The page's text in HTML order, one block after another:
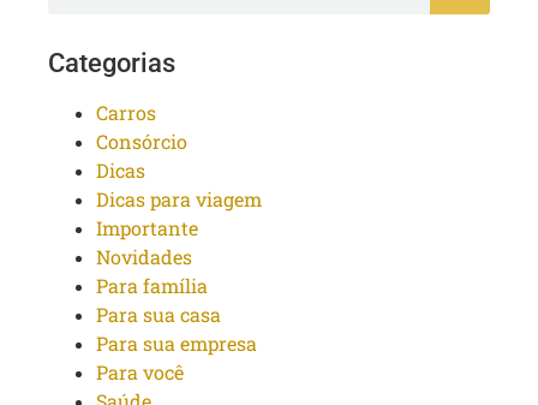
Categorias
Carros
Consórcio
Dicas
Dicas para viagem
Importante
Novidades
Para família
Para sua casa
Para sua empresa
Para você